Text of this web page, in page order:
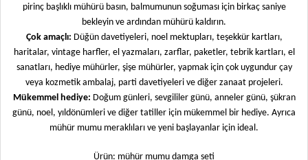
pirinç başlıklı mühürü basın, balmumunun soğuması için birkaç saniye
bekleyin ve ardından mühürü kaldırın.
Çok amaçlı: Düğün davetiyeleri, noel mektupları, teşekkür kartları,
haritalar, vintage harfler, el yazmaları, zarflar, paketler, tebrik kartları, el
sanatları, hediye mühürler, şişe mühürler, yapmak için çok uygundur çay
veya kozmetik ambalaj, parti davetiyeleri ve diğer zanaat projeleri.
Mükemmel hediye: Doğum günleri, sevgililer günü, anneler günü, şükran
günü, noel, yıldönümleri ve diğer tatiller için mükemmel bir hediye. Ayrıca
mühür mumu meraklıları ve yeni başlayanlar için ideal.
Ürün: mühür mumu damga seti